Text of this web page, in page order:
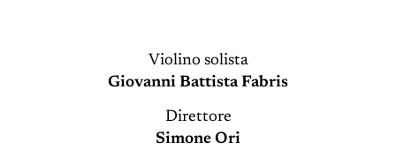
Violino solista
Giovanni Battista Fabris
Direttore
Simone Ori